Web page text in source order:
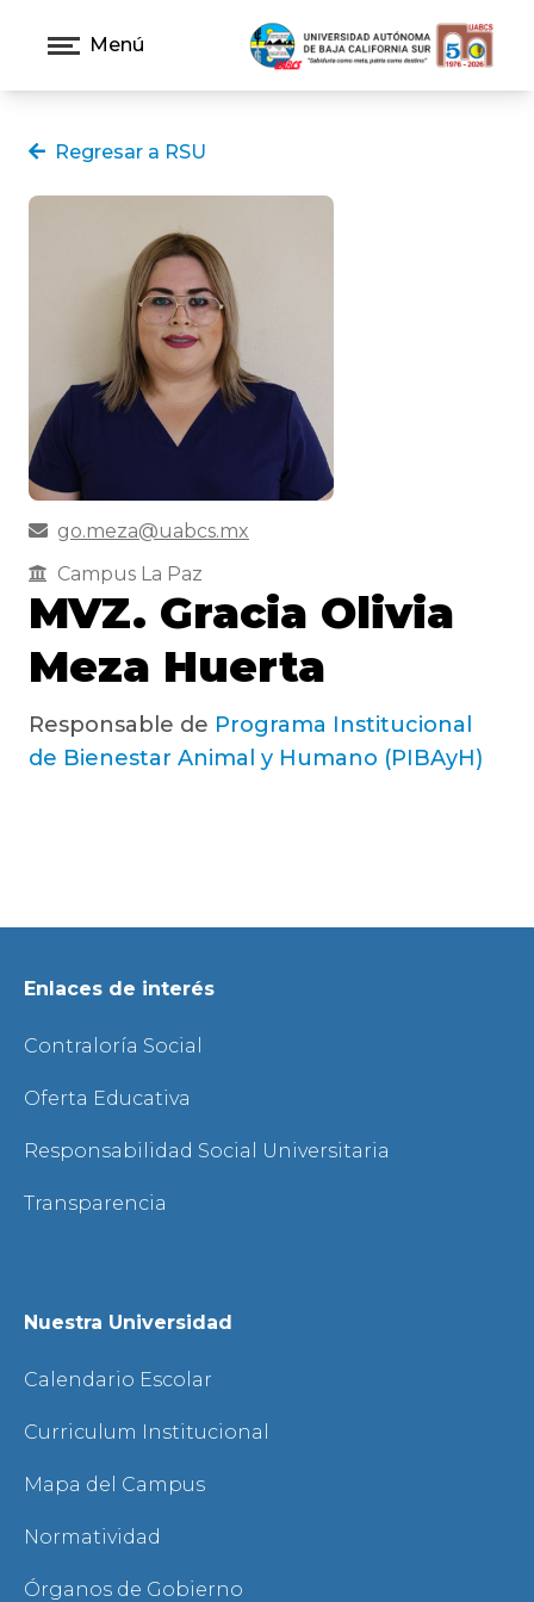
Menú
Regresar a RSU
go.meza@uabcs.mx
Campus La Paz
MVZ. Gracia Olivia
Meza Huerta
Responsable de Programa Institucional
de Bienestar Animal y Humano (PIBAyH)
Enlaces de interés
Contraloría Social
Oferta Educativa
Responsabilidad Social Universitaria
Transparencia
Nuestra Universidad
Calendario Escolar
Curriculum Institucional
Mapa del Campus
Normatividad
Órganos de Gobierno